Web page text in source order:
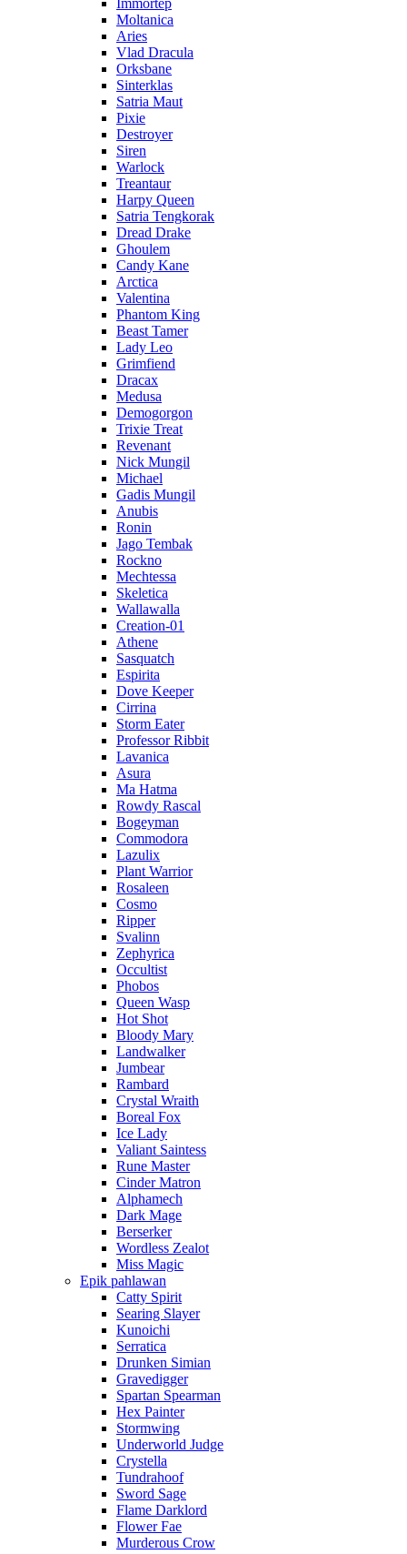
Immortep
Moltanica
Aries
Vlad Dracula
Orksbane
Sinterklas
Satria Maut
Pixie
Destroyer
Siren
Warlock
Treantaur
Harpy Queen
Satria Tengkorak
Dread Drake
Ghoulem
Candy Kane
Arctica
Valentina
Phantom King
Beast Tamer
Lady Leo
Grimfiend
Dracax
Medusa
Demogorgon
Trixie Treat
Revenant
Nick Mungil
Michael
Gadis Mungil
Anubis
Ronin
Jago Tembak
Rockno
Mechtessa
Skeletica
Wallawalla
Creation-01
Athene
Sasquatch
Espirita
Dove Keeper
Cirrina
Storm Eater
Professor Ribbit
Lavanica
Asura
Ma Hatma
Rowdy Rascal
Bogeyman
Commodora
Lazulix
Plant Warrior
Rosaleen
Cosmo
Ripper
Svalinn
Zephyrica
Occultist
Phobos
Queen Wasp
Hot Shot
Bloody Mary
Landwalker
Jumbear
Rambard
Crystal Wraith
Boreal Fox
Ice Lady
Valiant Saintess
Rune Master
Cinder Matron
Alphamech
Dark Mage
Berserker
Wordless Zealot
Miss Magic
Epik pahlawan
Catty Spirit
Searing Slayer
Kunoichi
Serratica
Drunken Simian
Gravedigger
Spartan Spearman
Hex Painter
Stormwing
Underworld Judge
Crystella
Tundrahoof
Sword Sage
Flame Darklord
Flower Fae
Murderous Crow